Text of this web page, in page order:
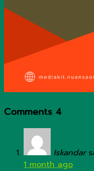
Comments 4
Iskandar
1 month ago